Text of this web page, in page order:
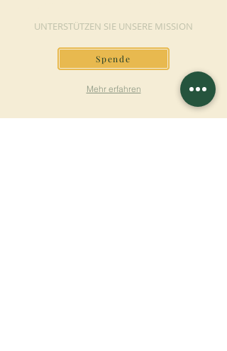
UNTERSTÜTZEN SIE UNSERE MISSION
Spende
Mehr erfahren